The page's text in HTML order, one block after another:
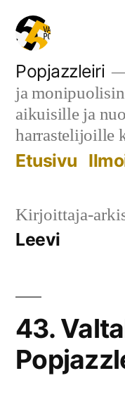
Siirry
sisältöön
Popjazzleiri
ja
aikuisille ja
harrastelijoille
Etusivu
Kirjoittaja-
Leevi
43.